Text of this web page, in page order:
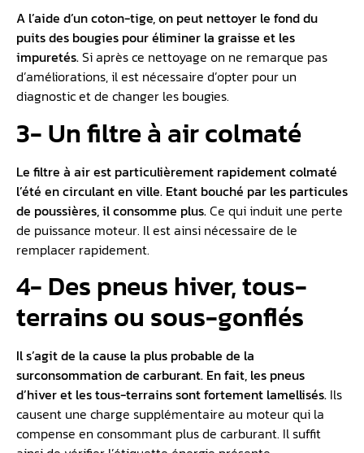
A l’aide d’un coton-tige, on peut nettoyer le fond du
puits des bougies pour éliminer la graisse et les
impuretés.Si après ce nettoyage on ne remarque pas
d’améliorations, il est nécessaire d’opter pour un
diagnostic et de changer les bougies.
3- Un filtre à air colmaté
Le filtre à air est particulièrement rapidement colmaté
l’été en circulant en ville. Etant bouché par les particules
de poussières, il consomme plus.Ce qui induit une perte
de puissance moteur. Il est ainsi nécessaire de le
remplacer rapidement.
4- Des pneus hiver, tous-
terrains ou sous-gonflés
Il s’agit de la cause la plus probable de la
surconsommation de carburant. En fait, les pneus
d’hiver et les tous-terrains sont fortement lamellisés. Ils
causent une charge supplémentaire au moteur qui la
compense en consommant plus de carburant. Il suffit